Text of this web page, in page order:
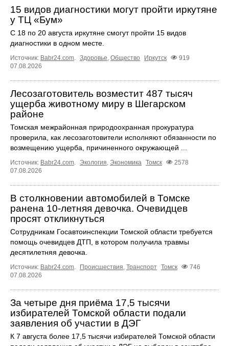
15 видов диагностики могут пройти иркутяне
у ТЦ «Бум»
С 18 по 20 августа иркутяне смогут пройти 15 видов
диагностики в одном месте.
Источник: Babr24.com. Здоровье, Общество Иркутск
919
07.08.2026
Лесозаготовитель возместит 487 тысяч
ущерба животному миру в Шегарском
районе
Томская межрайонная природоохранная прокуратура
проверила, как лесозаготовители исполняют обязанности по
возмещению ущерба, причиненного окружающей ...
Источник: Babr24.com. Экология, Экономика Томск
2578
07.08.2026
В столкновении автомобилей в Томске
ранена 10-летняя девочка. Очевидцев
просят откликнуться
Сотрудникам Госавтоинспекции Томской области требуется
помощь очевидцев ДТП, в котором получила травмы
десятилетняя девочка.
Источник: Babr24.com. Происшествия, Транспорт Томск
746
07.08.2026
За четыре дня приёма 17,5 тысячи
избирателей Томской области подали
заявления об участии в ДЭГ
К 7 августа более 17,5 тысячи избирателей Томской области